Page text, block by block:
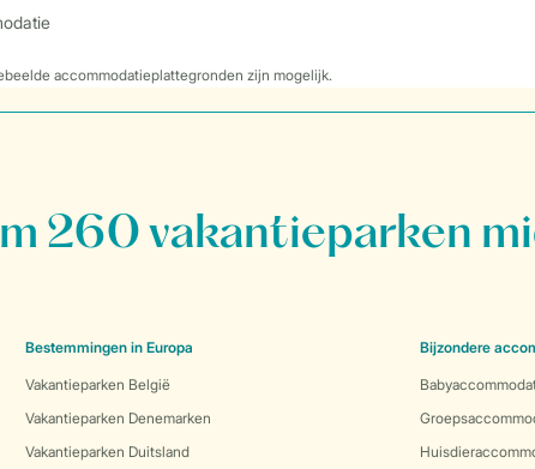
accommodatieplattegronden zijn mogelijk.
260 vakantieparken
Bestemmingen in Europa
Vakantieparken België
Vakantieparken Denemarken
Vakantieparken Duitsland
Bijzondere